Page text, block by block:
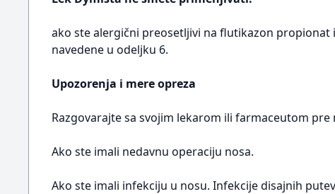
ako ste alergični preosetljivi na flutikazon
navedene u odeljku 6.
Upozorenja i mere opreza
Razgovarajte sa svojim lekarom ili farmaceutom
Ako ste imali nedavnu operaciju nosa.
Ako ste imali infekciju u nosu. Infekcije disajnih